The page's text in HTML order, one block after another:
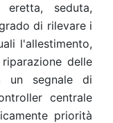
seduta,
di rilevare i
l'allestimento,
delle
un segnale di
centrale
priorità